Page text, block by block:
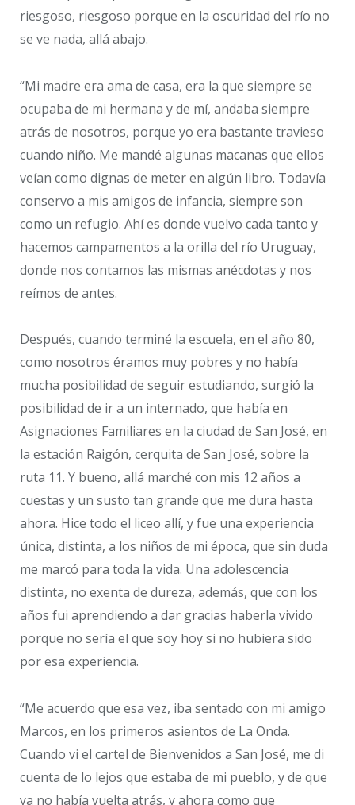
riesgoso, riesgoso porque en la oscuridad del río no
se ve nada, allá abajo.
“Mi madre era ama de casa, era la que siempre se
ocupaba de mi hermana y de mí, andaba siempre
atrás de nosotros, porque yo era bastante travieso
cuando niño. Me mandé algunas macanas que ellos
veían como dignas de meter en algún libro. Todavía
conservo a mis amigos de infancia, siempre son
como un refugio. Ahí es donde vuelvo cada tanto y
hacemos campamentos a la orilla del río Uruguay,
donde nos contamos las mismas anécdotas y nos
reímos de antes.
Después, cuando terminé la escuela, en el año 80,
como nosotros éramos muy pobres y no había
mucha posibilidad de seguir estudiando, surgió la
posibilidad de ir a un internado, que había en
Asignaciones Familiares en la ciudad de San José, en
la estación Raigón, cerquita de San José, sobre la
ruta 11. Y bueno, allá marché con mis 12 años a
cuestas y un susto tan grande que me dura hasta
ahora. Hice todo el liceo allí, y fue una experiencia
única, distinta, a los niños de mi época, que sin duda
me marcó para toda la vida. Una adolescencia
distinta, no exenta de dureza, además, que con los
años fui aprendiendo a dar gracias haberla vivido
porque no sería el que soy hoy si no hubiera sido
por esa experiencia.
“Me acuerdo que esa vez, iba sentado con mi amigo
Marcos, en los primeros asientos de La Onda.
Cuando vi el cartel de Bienvenidos a San José, me di
cuenta de lo lejos que estaba de mi pueblo, y de que
ya no había vuelta atrás, y ahora como que